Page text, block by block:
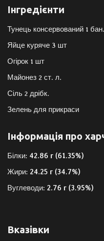
Мова
English Ukraine
Інгредієнти
Тунець консервований 1 бан.
Яйце куряче 3 шт
Огірок 1 шт
Майонез 2 ст. л.
Сіль 2 дрібк.
Зелень для прикраси
Інформація про
Білки: 42.86 г (61.35%)
Жири: 24.25 г (34.7%)
Вуглеводи: 2.76 г (3.95%)
Вказівки